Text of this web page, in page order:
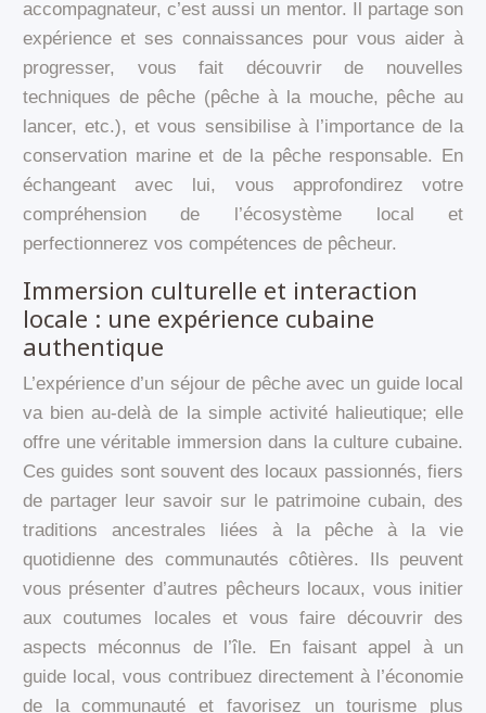
accompagnateur, c’est aussi un mentor. Il partage son
expérience et ses connaissances pour vous aider à
progresser, vous fait découvrir de nouvelles
techniques de pêche (pêche à la mouche, pêche au
lancer, etc.), et vous sensibilise à l’importance de la
conservation marine et de la pêche responsable. En
échangeant avec lui, vous approfondirez votre
compréhension de l’écosystème local et
perfectionnerez vos compétences de pêcheur.
Immersion culturelle et interaction
locale : une expérience cubaine
authentique
L’expérience d’un séjour de pêche avec un guide local
va bien au-delà de la simple activité halieutique; elle
offre une véritable immersion dans la culture cubaine.
Ces guides sont souvent des locaux passionnés, fiers
de partager leur savoir sur le patrimoine cubain, des
traditions ancestrales liées à la pêche à la vie
quotidienne des communautés côtières. Ils peuvent
vous présenter d’autres pêcheurs locaux, vous initier
aux coutumes locales et vous faire découvrir des
aspects méconnus de l’île. En faisant appel à un
guide local, vous contribuez directement à l’économie
de la communauté et favorisez un tourisme plus